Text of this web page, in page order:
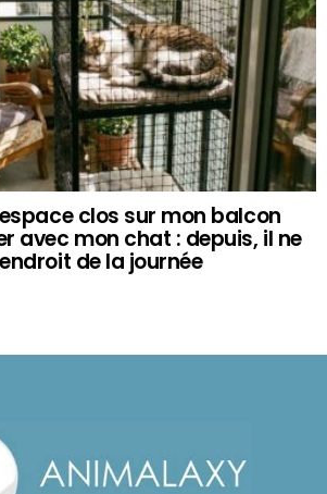
clos sur mon balcon
avec mon chat : depuis, il ne
de la journée